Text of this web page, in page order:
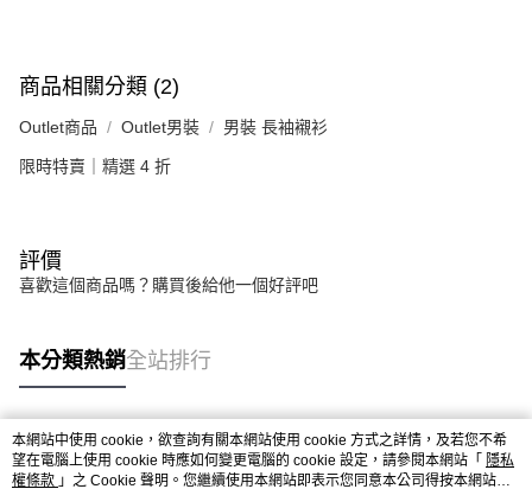
商品相關分類 (2)
Outlet商品 Outlet男裝 男裝 長袖襯衫
限時特賣｜精選 4 折
評價
喜歡這個商品嗎？購買後給他一個好評吧
本分類熱銷全站排行
熱門標籤
本網站中使用 cookie，欲查詢有關本網站使用 cookie 方式之詳情，及若您不希
望在電腦上使用 cookie 時應如何變更電腦的 cookie 設定，請參閱本網站「 隱私
權條款 」之 Cookie 聲明。您繼續使用本網站即表示您同意本公司得按本網站使